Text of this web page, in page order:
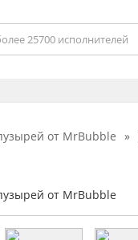
от MrBubble »
от MrBubble